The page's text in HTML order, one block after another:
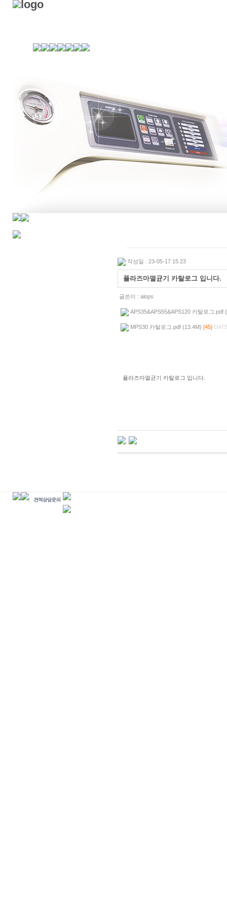
작성일 : 23-05-17 15:23
플라즈마멸균기 카탈로그 입니다.
글쓴이 : alops
APS35&APS55&APS120 카탈로그.pdf
MPS30 카탈로그.pdf (13.4M) [45]
플라즈마멸균기 카탈로그 입니다.